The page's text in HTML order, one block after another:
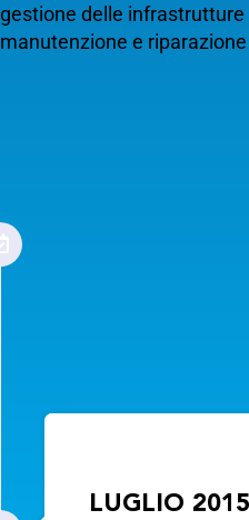
gestione delle
manutenzione e
LUGLIO 2015